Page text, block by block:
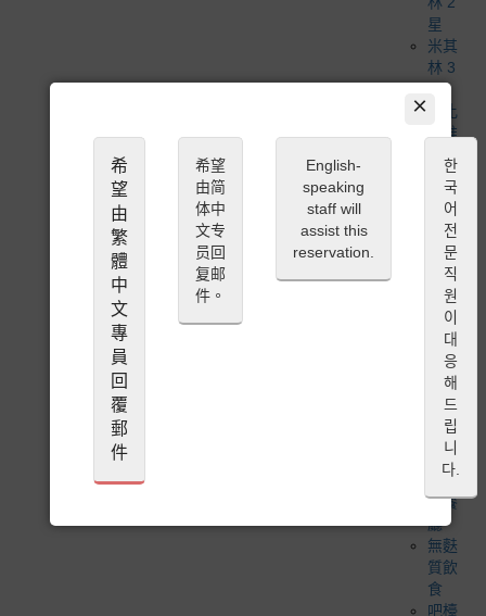
星
米其
林 3
必比
登推
米其
林入
選餐
高特
米魯
特別
公開
蔬食 /
全素
食主
清真 /
穆斯
林友
善餐
廳
無麩
質飲
食
吧檯
×
希
望
由
繁
體
中
文
專
員
回
覆
郵
件
希望
由简
体中
文专
员回
复邮
件。
English-
speaking
staff will
assist this
reservation.
한
국
어
전
문
직
원
이
대
응
해
드
립
니
다.